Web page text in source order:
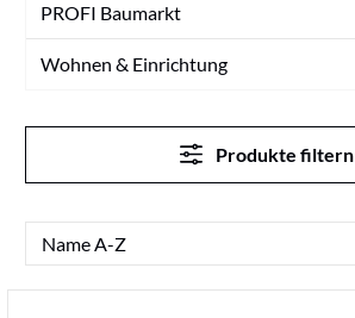
PROFI Baumarkt
Wohnen & Einrichtung
Produkte filtern